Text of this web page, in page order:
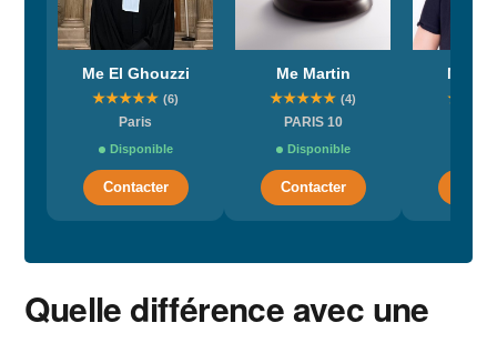
Me El Ghouzzi
★★★★★ (6)
Paris
Disponible
Contacter
Me Martin
★★★★★ (4)
PARIS 10
Disponible
Contacter
Me
★
Quelle différence avec une